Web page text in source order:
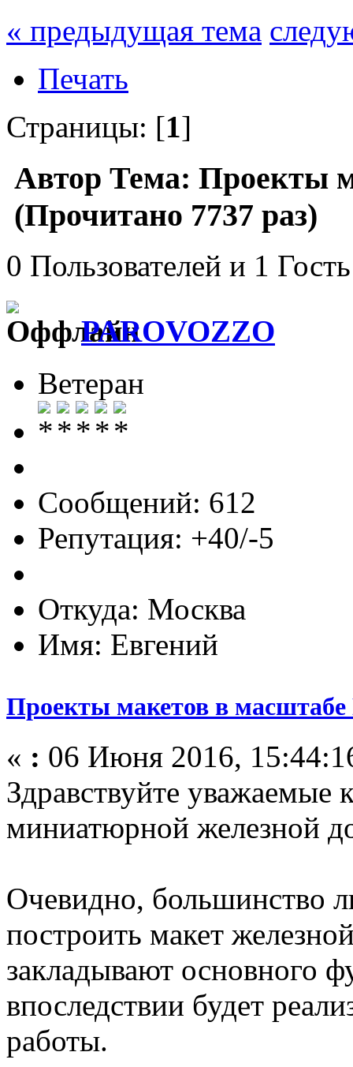
« предыдущая тема
Печать
Страницы: [1]
Автор Тема: Проекты
(Прочитано 7737 раз)
0 Пользователей и 1
PAROVOZZO
Ветеран
Сообщений: 612
Репутация: +40/-5
Откуда: Москва
Имя: Евгений
Проекты макетов в масштабе
« : 06 Июня 2016,
Здравствуйте уважаемые
миниатюрной железной
Очевидно, большинство
построить макет
закладывают основного
впоследствии будет
работы.